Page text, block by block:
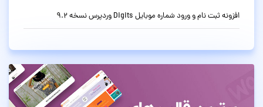
افزونه ثبت نام و ورود شماره موبایل Digits وردپرس نسخه 9.2